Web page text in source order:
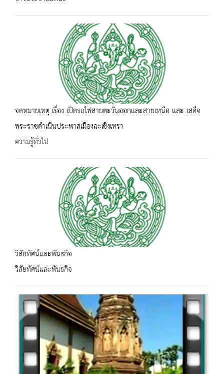
จดหมายเหตุ เรื่อง เปิดรถไฟสายตะวันออกและสายเหนือ และ เสด็จ
พระราชดำเนินประพาสเมืองฉะเชิงเทรา
ความรู้ทั่วไป
วิสัยทัศน์และพันธกิจ
วิสัยทัศน์และพันธกิจ